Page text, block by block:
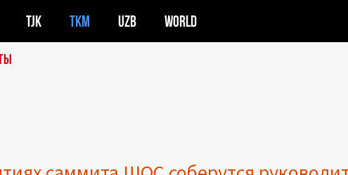
TJK TKM UZB WORLD